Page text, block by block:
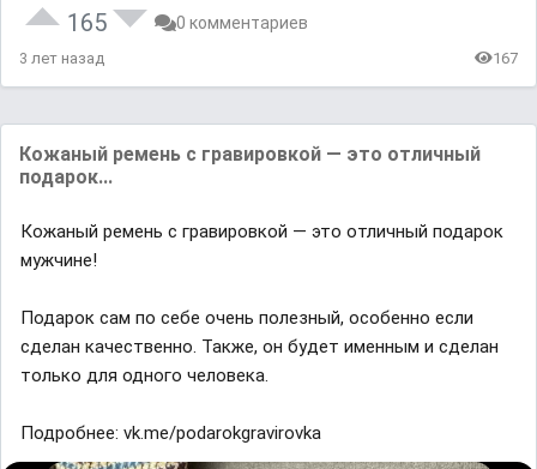
165 0 комментариев
3 лет назад 167
Кожаный ремень с гравировкой — это отличный
подарок...
Кожаный ремень с гравировкой — это отличный подарок
мужчине!
Подарок сам по себе очень полезный, особенно если
сделан качественно. Также, он будет именным и сделан
только для одного человека.
Подробнее: vk.me/podarokgravirovka